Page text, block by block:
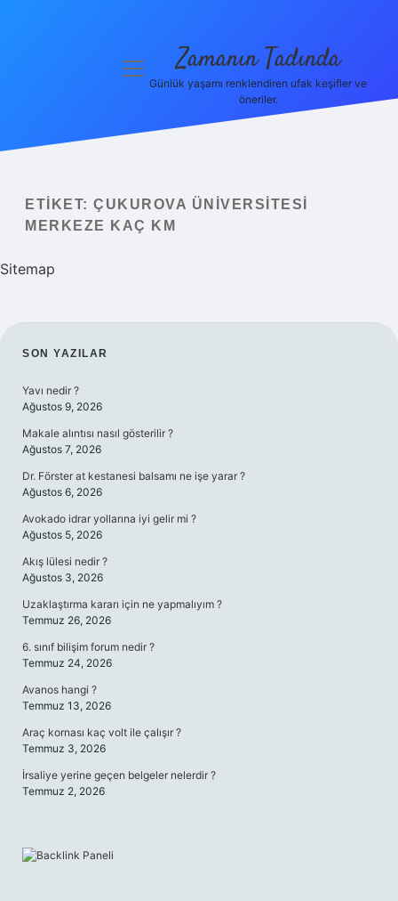
Yasal Uyarı
Hakkımızda
menüyüZamanın Tadında
Günlük yaşamı renklendiren ufak keşifler ve
öneriler.
ETIKET: ÇUKUROVA ÜNIVERSITESI
MERKEZE KAÇ KM
Sitemap
SIDEBAR
SON YAZILAR
Yavı nedir ?
Ağustos 9, 2026
Makale alıntısı nasıl gösterilir ?
Ağustos 7, 2026
Dr. Förster at kestanesi balsamı ne işe yarar ?
Ağustos 6, 2026
Avokado idrar yollarına iyi gelir mi ?
Ağustos 5, 2026
Akış lülesi nedir ?
Ağustos 3, 2026
Uzaklaştırma kararı için ne yapmalıyım ?
Temmuz 26, 2026
6. sınıf bilişim forum nedir ?
Temmuz 24, 2026
Avanos hangi ?
Temmuz 13, 2026
Araç kornası kaç volt ile çalışır ?
Temmuz 3, 2026
İrsaliye yerine geçen belgeler nelerdir ?
Temmuz 2, 2026